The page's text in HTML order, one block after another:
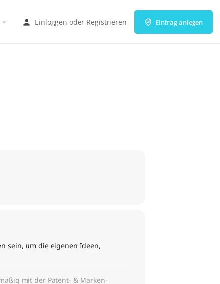
Einloggen oder Registrieren Eintrag anlegen
sein, um die eigenen Ideen,
mit der Patent- & Marken-